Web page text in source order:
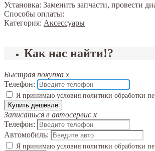
Установка: Заменить запчасти, провести
Способы оплаты:
Категория: Аксессуары
Как нас найти!?
Быстрая покупка x
Телефон:
Я принимаю условия политики обработки
Купить дешевле
Записаться в автосервис x
Телефон:
Автомобиль:
Я принимаю условия политики обработки